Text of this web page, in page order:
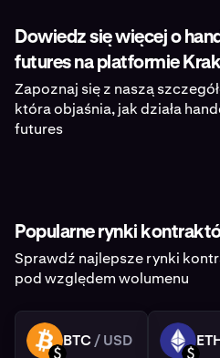
Dowiedz się więcej o
futures na platformie
Zapoznaj się z naszą
która objaśnia, jak działa
futures
Popularne rynki
Sprawdź najlepsze rynki
pod względem wolumenu
BTC
USD
BTC / USD
ETH
USD